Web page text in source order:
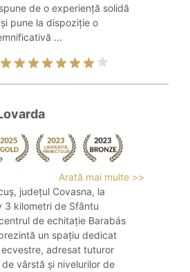
de o experiență solidă
pune la dispoziție o
...
Arată mai multe >>
județul Covasna, la
3 kilometri de Sfântu
de echitație Barabás
un spațiu dedicat
adresat tuturor
vârstă și nivelurilor de